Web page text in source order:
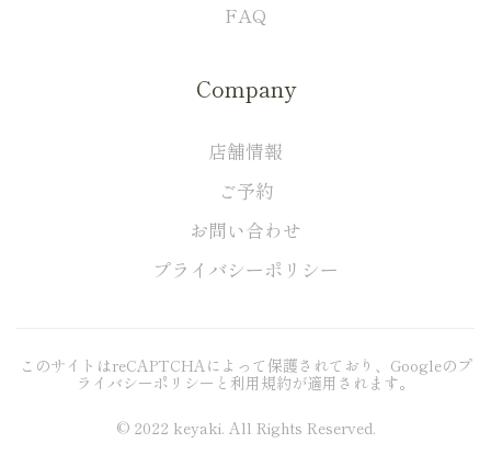
FAQ
Company
店舗情報
ご予約
お問い合わせ
プライバシーポリシー
このサイトはreCAPTCHAによって保護されており、Googleの プ
ライバシーポリシー と 利用規約が適用されます。
© 2022 keyaki. All Rights Reserved.